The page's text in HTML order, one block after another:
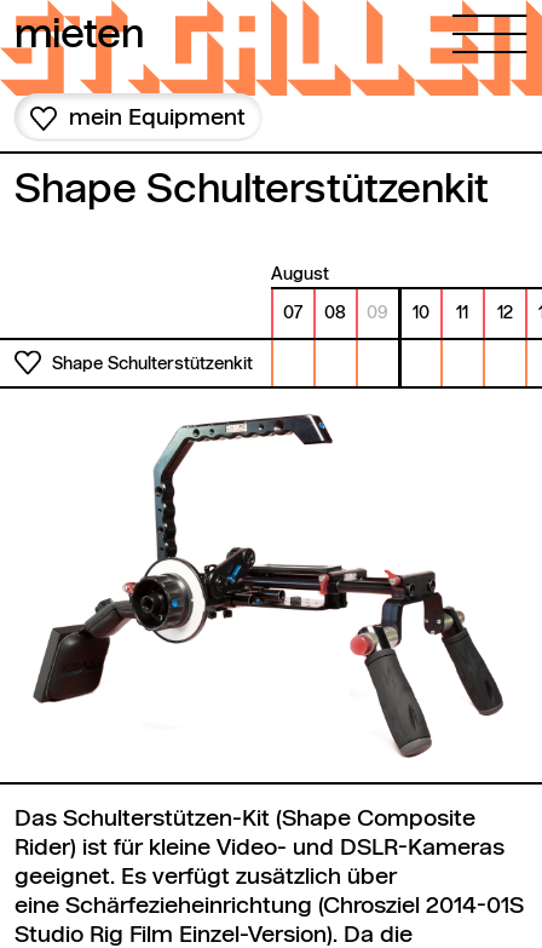
Zum Inhalt springen
mieten
mein Equipment
Shape Schulterstützenkit
August
07 08 09 10 11 12
Shape Schulterstützenkit
Das Schulterstützen-Kit (Shape Composite
Rider) ist für kleine Video- und DSLR-Kameras
geeignet. Es verfügt zusätzlich über
eine Schärfezieheinrichtung (Chrosziel 2014-01S
Studio Rig Film Einzel-Version). Da die